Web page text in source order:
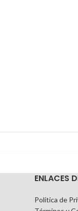
ENLACES
Política de